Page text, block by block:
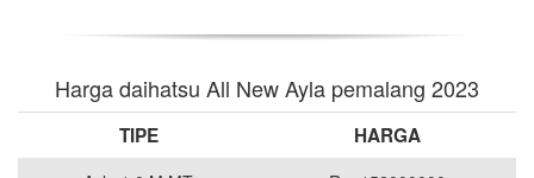
Harga daihatsu All New Ayla pemalang 2023
TIPE HARGA